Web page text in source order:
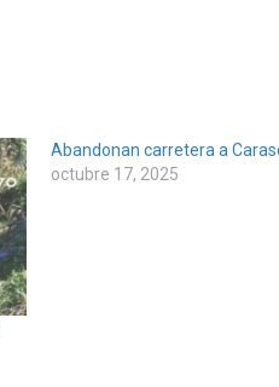
Abandonan carretera a
octubre 17, 2025